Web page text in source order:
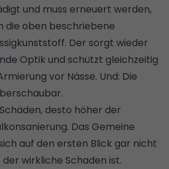
und muss erneuert werden,
die oben beschriebene
Der sorgt wieder
Optik und schützt gleichzeitig
vor Nässe. Und: Die
desto höher der
Das Gemeine
auf den ersten Blick gar nicht
wirkliche Schaden ist.